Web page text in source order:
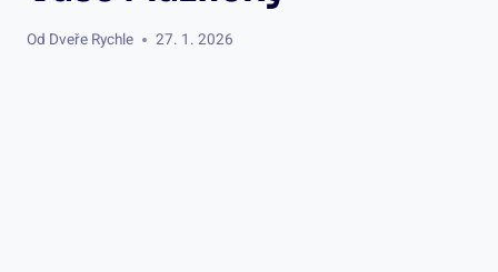
Od Dveře Rychle 27. 1. 2026